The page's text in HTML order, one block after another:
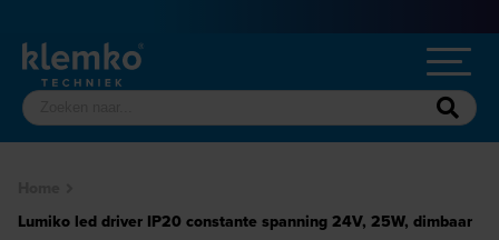
Lumiko led driver IP20 constante spanning 24V, 25W, dimbaar